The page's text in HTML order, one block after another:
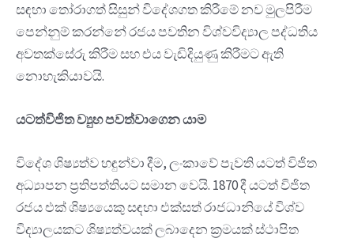
සඳහා තෝරාගත් සිසුන් විදේශගත කිරීමේ නව මුලපිරීම
පෙන්නුම් කරන්නේ රජය පවතින විශ්වවිද්‍යාල පද්ධතිය
අවතක්සේරු කිරීම සහ එය වැඩිදියුණු කිරීමට ඇති
නොහැකියාවයි.
යටත්විජිත ව්‍යුහ පවත්වාගෙන යාම
විදේශ ශිෂ්‍යත්ව හඳුන්වා දීම, ලංකාවේ පැවති යටත් විජිත
අධ්‍යාපන ප්‍රතිපත්තියට සමාන වෙයි. 1870 දී යටත් විජිත
රජය එක් ශිෂ්‍යයෙකු සඳහා එක්සත් රාජධානියේ විශ්ව
විද්‍යාලයකට ශිෂ්‍යත්වයක් ලබාදෙන ක්‍රමයක් ස්ථාපිත